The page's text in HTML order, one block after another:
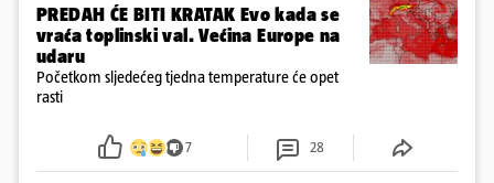
PREDAH ĆE BITI KRATAK Evo kada se
vraća toplinski val. Većina Europe na
udaru
Početkom sljedećeg tjedna temperature će opet
rasti
7 28